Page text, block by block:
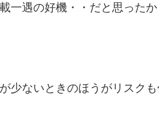
一遇の好機・・だと思ったか
少ないときのほうがリスクも